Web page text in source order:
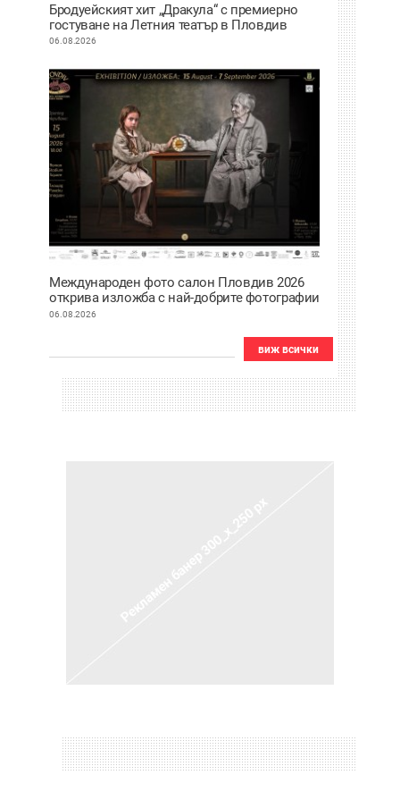
Бродуейският хит „Дракула“ с премиерно
гостуване на Летния театър в Пловдив
06.08.2026
Международен фото салон Пловдив 2026
открива изложба с най-добрите фотографии
от тазгодишното издание
06.08.2026
виж всички